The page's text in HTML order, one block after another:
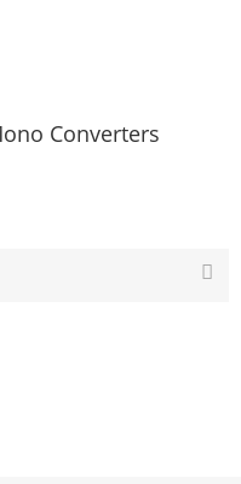
Converters